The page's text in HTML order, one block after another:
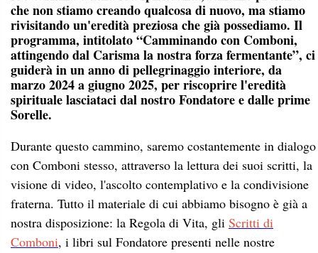
che non stiamo creando qualcosa di nuovo, ma stiamo
rivisitando un'eredità preziosa che già possediamo. Il
programma, intitolato “Camminando con Comboni,
attingendo dal Carisma la nostra forza fermentante”, ci
guiderà in un anno di pellegrinaggio interiore, da
marzo 2024 a giugno 2025, per riscoprire l'eredità
spirituale lasciataci dal nostro Fondatore e dalle prime
Sorelle.
Durante questo cammino, saremo costantemente in dialogo
con Comboni stesso, attraverso la lettura dei suoi scritti, la
visione di video, l'ascolto contemplativo e la condivisione
fraterna. Tutto il materiale di cui abbiamo bisogno è già a
nostra disposizione: la Regola di Vita, gli Scritti di
Comboni, i libri sul Fondatore presenti nelle nostre